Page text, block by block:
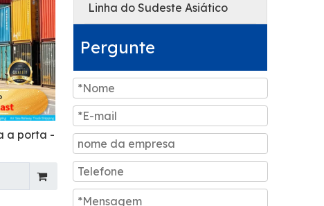
a porta -
Linha do Sudeste Asiático
Pergunte